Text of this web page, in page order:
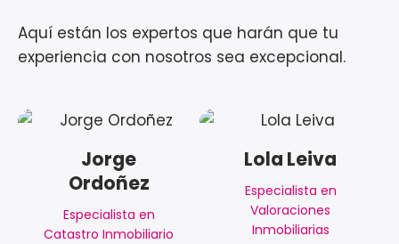
Aquí están los expertos que harán que tu
experiencia con nosotros sea excepcional.
Jorge
Ordoñez
Especialista en
Catastro Inmobiliario
Lola Leiva
Especialista en
Valoraciones
Inmobiliarias